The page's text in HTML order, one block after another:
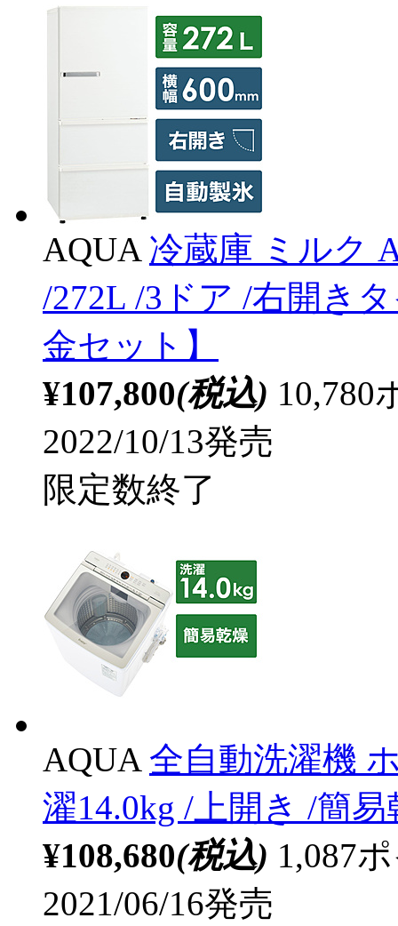
AQUA 冷蔵庫 ミルク
/272L /3ドア /右開き
金セット】
¥107,800(税込) 10,780
2022/10/13発売
限定数終了
AQUA 全自動洗濯機
濯14.0kg /上開き /簡
¥108,680(税込) 1,087
2021/06/16発売